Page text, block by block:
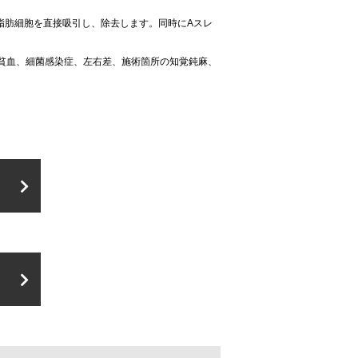
細胞を直接吸引し、除去します。同時にAスレ
、細菌感染症、左右差、施術箇所の知覚鈍麻、